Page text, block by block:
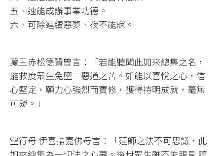
五、速能成辦事業功德。
六、可除連續惡夢、夜不能寐。
藏王赤松德贊曾言：「若能聽聞此如來總集之名，
能救度眾生免墮三惡道之苦。如能以喜悅之心，信
心堅定，願力心強烈而實修，獲得持明成就，毫無
可疑。」
空行母 伊喜措嘉佛母言：「蓮師之法不可思議，此